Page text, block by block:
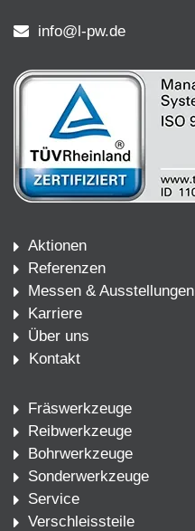
info@l-pw.de
Aktionen
Referenzen
Messen & Ausstellungen
Karriere
Über uns
Kontakt
Fräswerkzeuge
Reibwerkzeuge
Bohrwerkzeuge
Sonderwerkzeuge
Service
Verschleissteile